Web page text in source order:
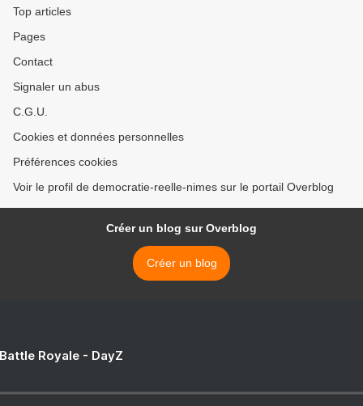
Top articles
Pages
Contact
Signaler un abus
C.G.U.
Cookies et données personnelles
Préférences cookies
Voir le profil de democratie-reelle-nimes sur le portail Overblog
Créer un blog sur Overblog
Créer un blog
Royale - DayZ